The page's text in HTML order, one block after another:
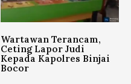
Wartawan Terancam,
Ceting Lapor Judi
Kepada Kapolres Binjai
Bocor